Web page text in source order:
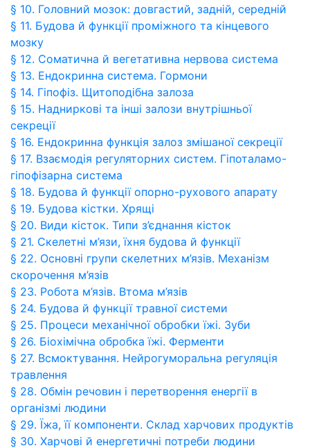
§ 10. Головний мозок: довгастий, задній, середній
§ 11. Будова й функції проміжного та кінцевого
мозку
§ 12. Соматична й вегетативна нервова система
§ 13. Ендокринна система. Гормони
§ 14. Гіпофіз. Щитоподібна залоза
§ 15. Надниркові та інші залози внутрішньої
секреції
§ 16. Ендокринна функція залоз змішаної секреції
§ 17. Взаємодія регуляторних систем. Гіпоталамо-
гіпофізарна система
§ 18. Будова й функції опорно-рухового апарату
§ 19. Будова кістки. Хрящі
§ 20. Види кісток. Типи з’єднання кісток
§ 21. Скелетні м’язи, їхня будова й функції
§ 22. Основні групи скелетних м’язів. Механізм
скорочення м’язів
§ 23. Робота м’язів. Втома м’язів
§ 24. Будова й функції травної системи
§ 25. Процеси механічної обробки їжі. Зуби
§ 26. Біохімічна обробка їжі. Ферменти
§ 27. Всмоктування. Нейрогуморальна регуляція
травлення
§ 28. Обмін речовин і перетворення енергії в
організмі людини
§ 29. Їжа, її компоненти. Склад харчових продуктів
§ 30. Харчові й енергетичні потреби людини